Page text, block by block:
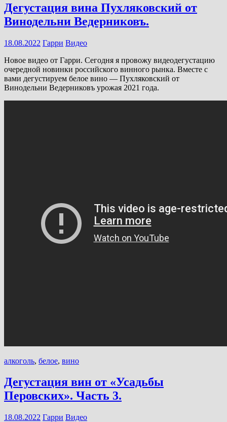
Дегустация вина Пухляковский от
Винодельни Ведерниковъ.
18.08.2022 Гарри Видео
Новое видео от Гарри. Сегодня я провожу видеодегустацию
очередной новинки российского винного рынка. Вместе с
вами дегустируем белое вино — Пухляковский от
Винодельни Ведерниковъ урожая 2021 года.
алкоголь, белое, вино
Дегустация вин от «Усадьбы
Перовских». Часть 3.
18.08.2022 Гарри Видео